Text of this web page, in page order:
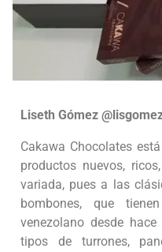
Liseth Gómez
Cakawa Chocolates
productos nuevos,
variada, pues a las
bombones, que
venezolano desde
tipos de turrones,